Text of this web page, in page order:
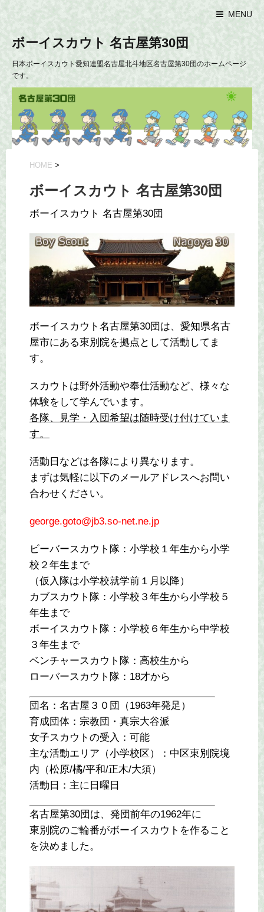
MENU
ボーイスカウト 名古屋第30団
日本ボーイスカウト愛知連盟名古屋北斗地区名古屋第30団のホームページ
です。
HOME >
ボーイスカウト 名古屋第30団
ボーイスカウト 名古屋第30団
ボーイスカウト名古屋第30団は、愛知県名古
屋市にある東別院を拠点として活動してま
す。
スカウトは野外活動や奉仕活動など、様々な
体験をして学んでいます。
各隊、見学・入団希望は随時受け付けていま
す。
活動日などは各隊により異なります。
まずは気軽に以下のメールアドレスへお問い
合わせください。
george.goto@jb3.so-net.ne.jp
ビーバースカウト隊：小学校１年生から小学
校２年生まで
（仮入隊は小学校就学前１月以降）
カブスカウト隊：小学校３年生から小学校５
年生まで
ボーイスカウト隊：小学校６年生から中学校
３年生まで
ベンチャースカウト隊：高校生から
ローバースカウト隊：18才から
団名：名古屋３０団（1963年発足）
育成団体：宗教団・真宗大谷派
女子スカウトの受入：可能
主な活動エリア（小学校区）：中区東別院境
内（松原/橘/平和/正木/大須）
活動日：主に日曜日
名古屋第30団は、発団前年の1962年に
東別院のご輪番がボーイスカウトを作ること
を決めました。